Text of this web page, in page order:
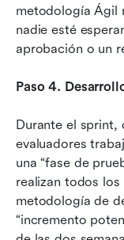
metodología Ágil
nadie esté
aprobación o un
Paso 4.
Durante el sprint,
evaluadores
una “fase de
realizan todos
metodología de
“incremento